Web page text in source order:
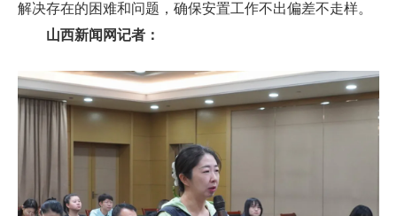
解决存在的困难和问题，确保安置工作不出偏差不走样。
山西新闻网记者：